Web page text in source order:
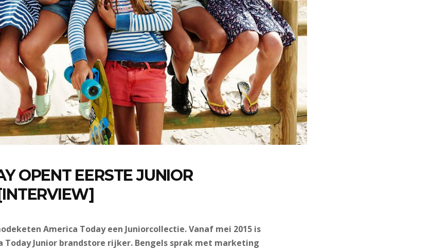
OPENT EERSTE JUNIOR
America Today een Juniorcollectie. Vanaf mei 2015 is
Today Junior brandstore rijker. Bengels sprak met marketing